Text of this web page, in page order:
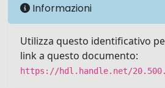
Informazioni
Utilizza questo identificativo
link a questo documento:
https://hdl.handle.net/